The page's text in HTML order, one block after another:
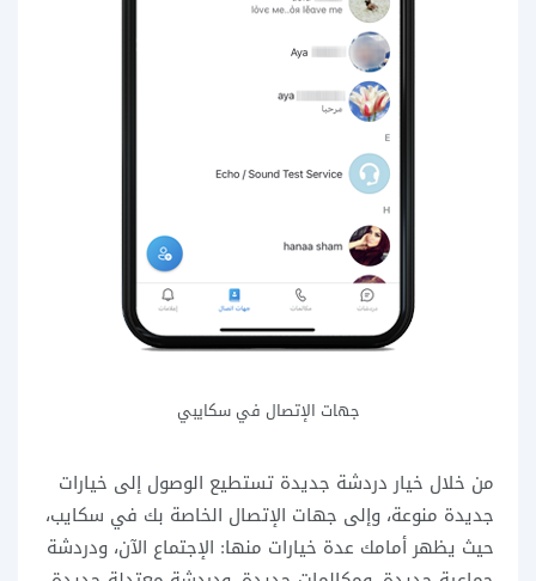
جهات الإتصال في سكايبي
من خلال خيار دردشة جديدة تستطيع الوصول إلى خيارات
جديدة منوعة، وإلى جهات الإتصال الخاصة بك في سكايب،
حيث يظهر أمامك عدة خيارات منها: الإجتماع الآن، ودردشة